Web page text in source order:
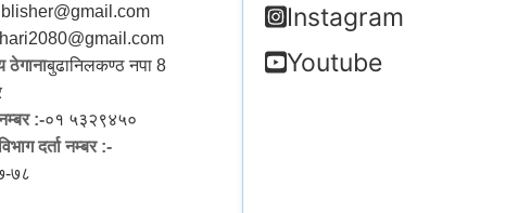
ठेगानाबुढानिलकण्ठ नपा 8
:-०१ ५३२९४५०
दर्ता नम्बर :-
७८
Instagram
Youtube